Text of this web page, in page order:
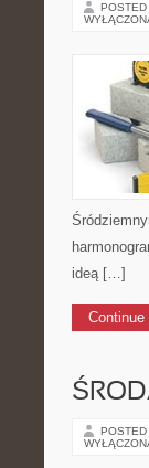
POSTED
ideą […]
Continue
POSTED